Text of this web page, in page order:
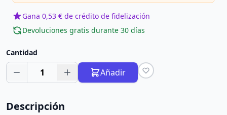
Gana 0,53 € de crédito de fidelización
Devoluciones gratis durante 30 días
Cantidad
1 Añadir
Descripción